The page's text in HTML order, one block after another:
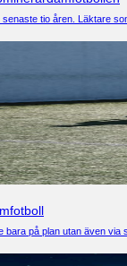
tio åren. Läktare
bara på plan utan även